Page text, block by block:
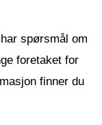
spørsmål om
foretaket for
finner du